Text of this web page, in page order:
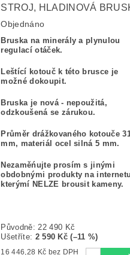
STROJ, HLADINOVÁ
Objednáno
Bruska na minerály a plynulou
regulací otáček.
Leštící kotouč k této brusce je
možné dokoupit.
Bruska je nová - nepoužitá,
odzkoušená se zárukou.
Průměr drážkovaného kotouče
mm, materiál ocel silná 5 mm.
Nezaměńujte prosím s jinými
obdobnými produkty na
kterýmí NELZE brousit kameny.
Původně: 22 490 Kč
Ušetříte: 2 590 Kč (–11 %)
16 446,28 Kč bez DPH